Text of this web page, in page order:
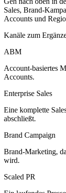
Sales, Brand-
Accounts und
Kanäle zum
ABM
Account-basiertes
Accounts.
Enterprise Sales
Eine komplette
abschließt.
Brand Campaign
Brand-Marketing,
wird.
Scaled PR